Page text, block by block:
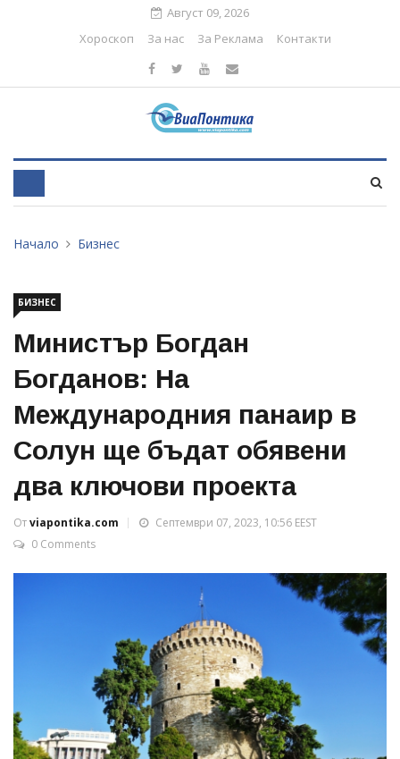
Август 09, 2026
Хороскоп
За нас За Реклама Контакти
Начало Бизнес
БИЗНЕС
Министър Богдан
Богданов: На
Международния панаир в
Солун ще бъдат обявени
два ключови проекта
Отviapontika.com
Септември 07, 2023, 10:56 EEST
0 Comments